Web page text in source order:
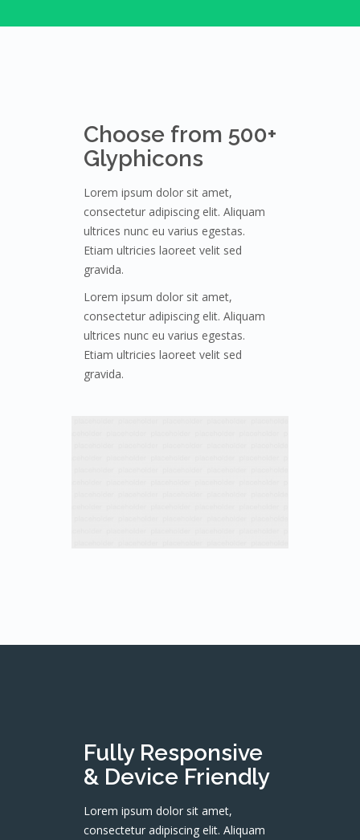
Choose from 500+
Glyphicons
Lorem ipsum dolor sit amet,
consectetur adipiscing elit. Aliquam
ultrices nunc eu varius egestas.
Etiam ultricies laoreet velit sed
gravida.
Lorem ipsum dolor sit amet,
consectetur adipiscing elit. Aliquam
ultrices nunc eu varius egestas.
Etiam ultricies laoreet velit sed
gravida.
Fully Responsive
& Device Friendly
Lorem ipsum dolor sit amet,
consectetur adipiscing elit. Aliquam